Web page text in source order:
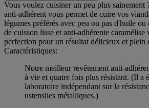
Vous voulez cuisiner un peu plus sainement
anti-adhérent vous permet de cuire vos
légumes préférés avec peu ou pas d'huile ou
de cuisson lisse et anti-adhérente caramélise
perfection pour un résultat délicieux et plein
Caractéristiques:
Notre meilleur revêtement anti-
à vie et quatre fois plus résistant. (Il a
laboratoire indépendant sur la
ustensiles métalliques.)